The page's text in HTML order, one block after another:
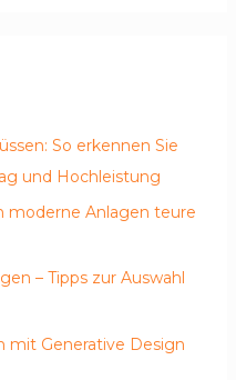
So erkennen Sie
und Hochleistung
moderne Anlagen teure
– Tipps zur Auswahl
mit Generative Design